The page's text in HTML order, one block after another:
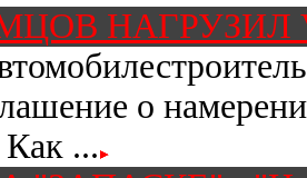
НАГРУЗИЛ
о
Как ...